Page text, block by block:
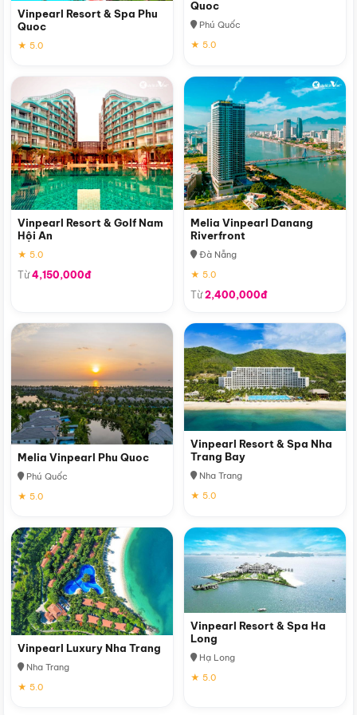
Vinpearl Resort & Spa Phu
Quoc
★ 5.0
Quoc
Phú Quốc
★ 5.0
Vinpearl Resort & Golf Nam
Hội An
★ 5.0
Từ4,150,000đ
Melia Vinpearl Danang
Riverfront
Đà Nẵng
★ 5.0
Từ2,400,000đ
Melia Vinpearl Phu Quoc
Phú Quốc
★ 5.0
Vinpearl Resort & Spa Nha
Trang Bay
Nha Trang
★ 5.0
Vinpearl Luxury Nha Trang
Nha Trang
★ 5.0
Vinpearl Resort & Spa Ha
Long
Hạ Long
★ 5.0